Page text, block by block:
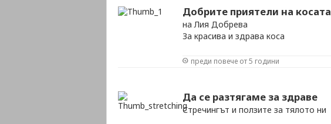
Добрите приятели на косата
на Лия Добрева
За красива и здрава коса
преди повече от 5 години
Да се разтягаме за здраве
Стречингът и ползите за тялото ни